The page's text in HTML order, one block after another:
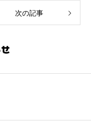
次の記事